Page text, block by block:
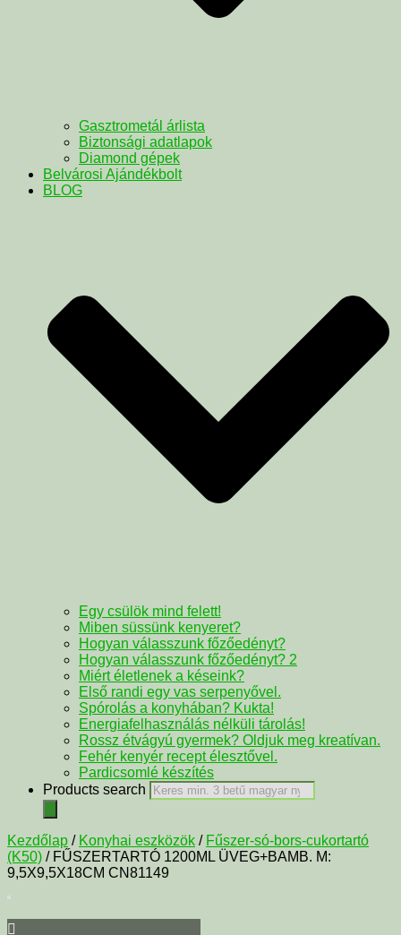
Gasztrometál árlista
Biztonsági adatlapok
Diamond gépek
Belvárosi Ajándékbolt
BLOG
Egy csülök mind felett!
Miben süssünk kenyeret?
Hogyan válasszunk főzőedényt?
Hogyan válasszunk főzőedényt? 2
Miért életlenek a késeink?
Első randi egy vas serpenyővel.
Spórolás a konyhában? Kukta!
Energiafelhasználás nélküli tárolás!
Rossz étvágyú gyermek? Oldjuk meg kreatívan.
Fehér kenyér recept élesztővel.
Pardicsomlé készítés
Products search
Kezdőlap / Konyhai eszközök / Fűszer-só-bors-cukortartó
(K50) / FŰSZERTARTÓ 1200ML ÜVEG+BAMB. M:
9,5X9,5X18CM CN81149